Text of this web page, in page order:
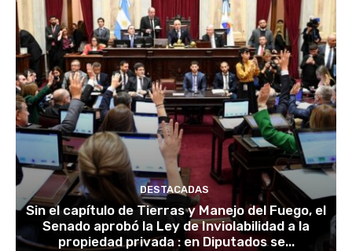
DESTACADAS
Sin el capítulo de Tierras y Manejo del Fuego, el
Senado aprobó la Ley de Inviolabilidad a la
propiedad privada : en Diputados se...